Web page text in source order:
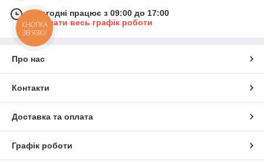
Сьогодні працює з 09:00 до 17:00
Показати весь графік роботи
Про нас
Контакти
Доставка та оплата
Графік роботи
КНОПКА
ЗВ'ЯЗКУ